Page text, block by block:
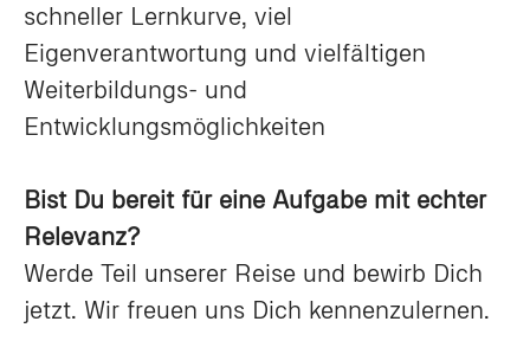
schneller Lernkurve, viel
Eigenverantwortung und vielfältigen
Weiterbildungs- und
Entwicklungsmöglichkeiten
Bist Du bereit für eine Aufgabe mit echter
Relevanz?
Werde Teil unserer Reise und bewirb Dich
jetzt. Wir freuen uns Dich kennenzulernen.